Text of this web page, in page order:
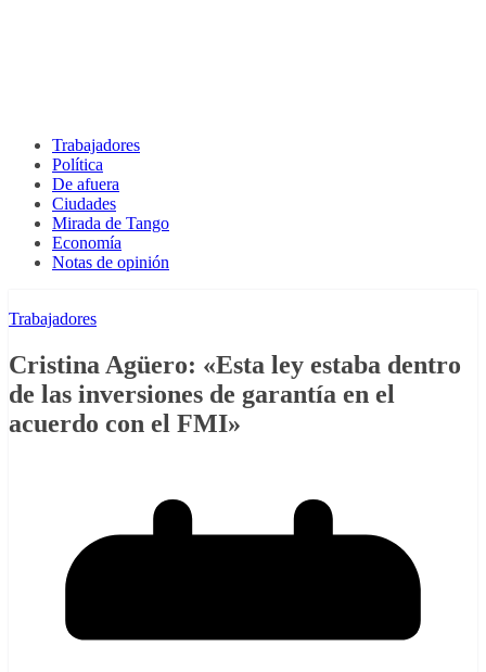
Trabajadores
Política
De afuera
Ciudades
Mirada de Tango
Economía
Notas de opinión
Trabajadores
Cristina Agüero: «Esta ley estaba dentro
de las inversiones de garantía en el
acuerdo con el FMI»